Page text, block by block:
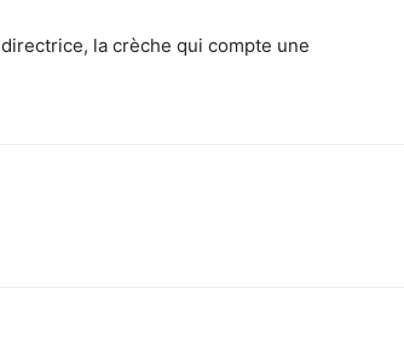
la crèche qui compte une